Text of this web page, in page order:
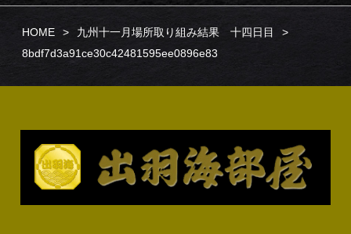
HOME
九州十一月場所取り組み結果 十四日目
8bdf7d3a91ce30c42481595ee0896e83